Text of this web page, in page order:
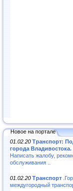
Новое на портале
01.02.20 Транспорт:
города
Написать жалобу,
обслуживания ..
01.02.20 Транспорт
междугородный